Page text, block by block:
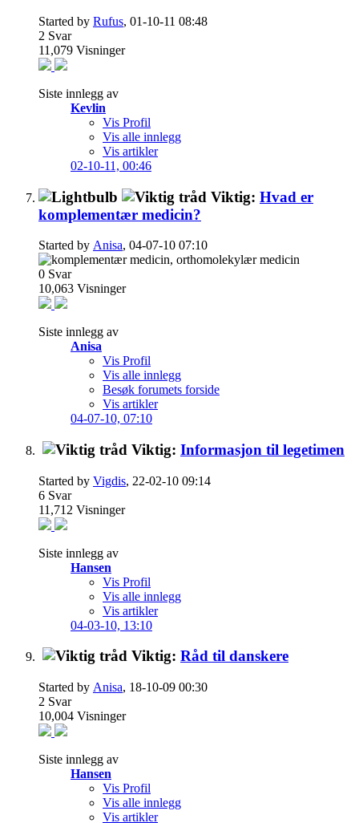
Started by Rufus, 01-10-11 08:48
2 Svar
11,079 Visninger
Siste innlegg av
Kevlin
Vis Profil
Vis alle innlegg
Vis artikler
02-10-11, 00:46
Viktig: Hvad er
komplementær medicin?
Started by Anisa, 04-07-10 07:10
0 Svar
10,063 Visninger
Siste innlegg av
Anisa
Vis Profil
Vis alle innlegg
Besøk forumets forside
Vis artikler
04-07-10, 07:10
Viktig: Informasjon til legetimen
Started by Vigdis, 22-02-10 09:14
6 Svar
11,712 Visninger
Siste innlegg av
Hansen
Vis Profil
Vis alle innlegg
Vis artikler
04-03-10, 13:10
Viktig: Råd til danskere
Started by Anisa, 18-10-09 00:30
2 Svar
10,004 Visninger
Siste innlegg av
Hansen
Vis Profil
Vis alle innlegg
Vis artikler